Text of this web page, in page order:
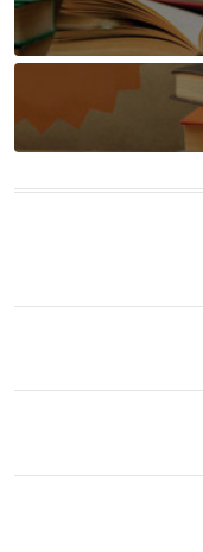
التي ارتبطت
خاصة، حيث يحرص